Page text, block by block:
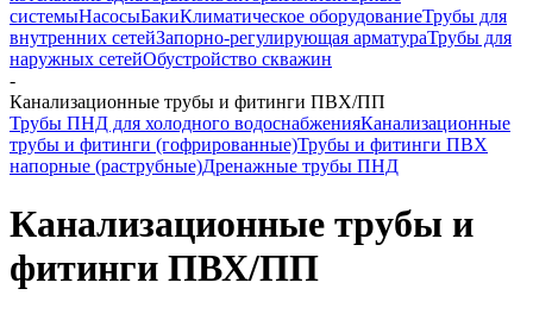
системыНасосыБакиКлиматическое оборудованиеТрубы для
внутренних сетейЗапорно-регулирующая арматураТрубы для
наружных сетейОбустройство скважин
-
Канализационные трубы и фитинги ПВХ/ПП
Трубы ПНД для холодного водоснабженияКанализационные
трубы и фитинги (гофрированные)Трубы и фитинги ПВХ
напорные (раструбные)Дренажные трубы ПНД
Канализационные трубы и
фитинги ПВХ/ПП